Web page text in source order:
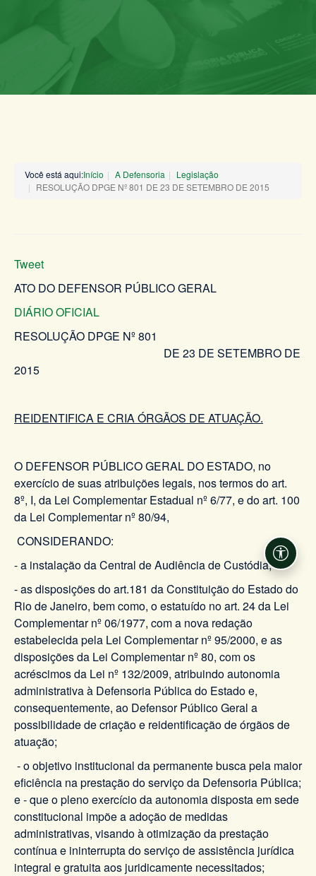
Você está aqui:Início A Defensoria
Legislação
RESOLUÇÃO DPGE Nº 801 DE 23 DE SETEMBRO DE 2015
Tweet
ATO DO DEFENSOR PÚBLICO GERAL
DIÁRIO OFICIAL
RESOLUÇÃO DPGE Nº 801
DE 23 DE SETEMBRO DE
2015
REIDENTIFICA E CRIA ÓRGÃOS DE ATUAÇÃO.
O DEFENSOR PÚBLICO GERAL DO ESTADO, no
exercício de suas atribuições legais, nos termos do art.
8º, I, da Lei Complementar Estadual nº 6/77, e do art. 100
da Lei Complementar nº 80/94,
CONSIDERANDO:
- a instalação da Central de Audiência de Custódia;
- as disposições do art.181 da Constituição do Estado do
Rio de Janeiro, bem como, o estatuído no art. 24 da Lei
Complementar nº 06/1977, com a nova redação
estabelecida pela Lei Complementar nº 95/2000, e as
disposições da Lei Complementar nº 80, com os
acréscimos da Lei nº 132/2009, atribuindo autonomia
administrativa à Defensoria Pública do Estado e,
consequentemente, ao Defensor Público Geral a
possibilidade de criação e reidentificação de órgãos de
atuação;
- o objetivo institucional da permanente busca pela maior
eficiência na prestação do serviço da Defensoria Pública;
e - que o pleno exercício da autonomia disposta em sede
constitucional impõe a adoção de medidas
administrativas, visando à otimização da prestação
contínua e ininterrupta do serviço de assistência jurídica
integral e gratuita aos juridicamente necessitados;